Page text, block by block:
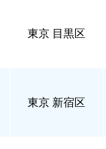
東京 目黒区
東京 新宿区